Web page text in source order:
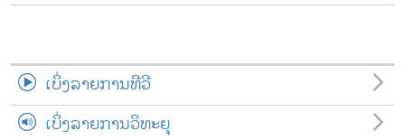
ເບິ່ງລາຍການທີວີ
ເບິ່ງລາຍການວິທະຍຸ